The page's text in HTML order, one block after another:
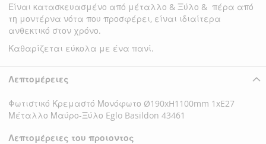
Είναι κατασκευασμένο από μέταλλο & Ξύλο & πέρα από
τη μοντέρνα νότα που προσφέρει, είναι ιδιαίτερα
ανθεκτικό στον χρόνο.
Καθαρίζεται εύκολα με ένα πανί.
Λεπτομέρειες
Φωτιστικό Κρεμαστό Μονόφωτο Ø190xH1100mm 1xE27
Μέταλλο Μαύρο-Ξύλο Eglo Basildon 43461
Λεπτομέρειες του προιοντος